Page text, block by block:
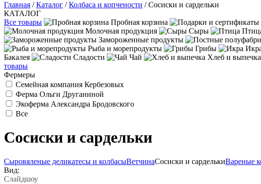
Главная /Каталог /Колбаса и копчености / Сосиски и сардельки
КАТАЛОГ
Все товары
Пробная корзина
Молочная продукция
Сыры
Замороженные продукты
Рыба и морепродукты
Грибы
Бакалея
Сладости Чай Хлеб и выпечка
товары
Фермеры
Семейная компания Кербезовых
Ферма Ольги Друганиной
Экоферма Александра Бродовского
Все
Сосиски и сардельки
Сыровяленые деликатесы и колбасыВетчинаСосиски и сарделькиВареные
Вид:
Слайдшоу